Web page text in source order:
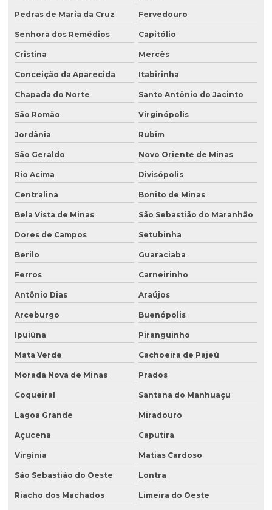
Pedras de Maria da Cruz Fervedouro
Senhora dos Remédios Capitólio
Cristina Mercês
Conceição da Aparecida Itabirinha
Chapada do Norte Santo Antônio do Jacinto
São Romão Virginópolis
Jordânia Rubim
São Geraldo Novo Oriente de Minas
Rio Acima Divisópolis
Centralina Bonito de Minas
Bela Vista de Minas São Sebastião do Maranhão
Dores de Campos Setubinha
Berilo Guaraciaba
Ferros Carneirinho
Antônio Dias Araújos
Arceburgo Buenópolis
Ipuiúna Piranguinho
Mata Verde Cachoeira de Pajeú
Morada Nova de Minas Prados
Coqueiral Santana do Manhuaçu
Lagoa Grande Miradouro
Açucena Caputira
Virgínia Matias Cardoso
São Sebastião do Oeste Lontra
Riacho dos Machados Limeira do Oeste